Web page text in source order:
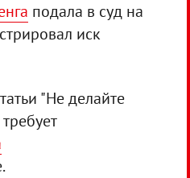
подала в суд на
иск
"Не делайте